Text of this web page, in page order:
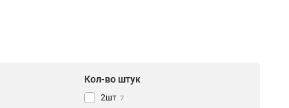
Кол-во штук
2шт 7